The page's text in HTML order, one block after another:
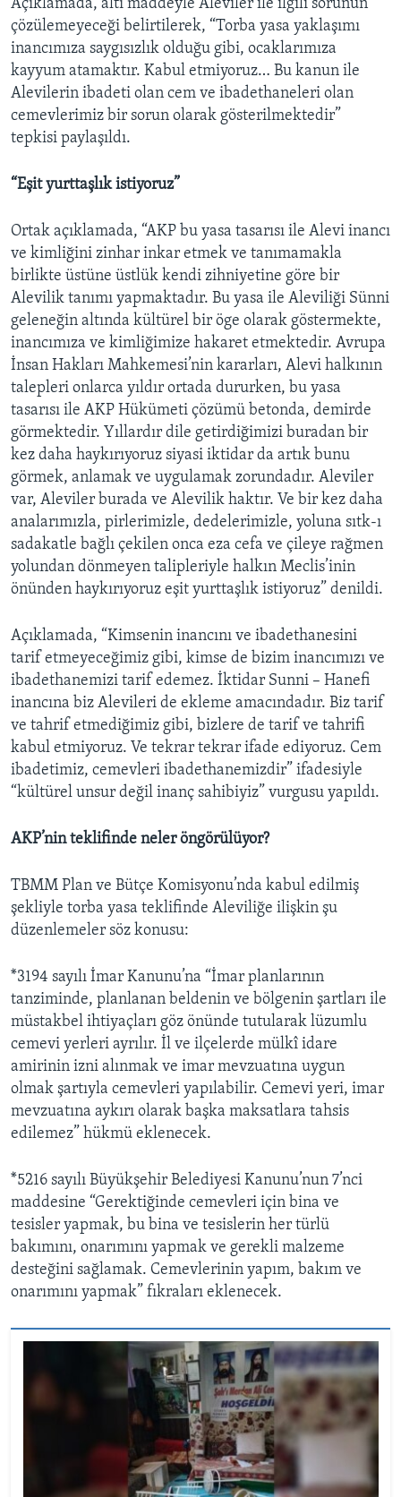
Açıklamada, altı maddeyle Aleviler ile ilgili sorunun
çözülemeyeceği belirtilerek, “Torba yasa yaklaşımı
inancımıza saygısızlık olduğu gibi, ocaklarımıza
kayyum atamaktır. Kabul etmiyoruz… Bu kanun ile
Alevilerin ibadeti olan cem ve ibadethaneleri olan
cemevlerimiz bir sorun olarak gösterilmektedir”
tepkisi paylaşıldı.
“Eşit yurttaşlık istiyoruz”
Ortak açıklamada, “AKP bu yasa tasarısı ile Alevi inancı
ve kimliğini zinhar inkar etmek ve tanımamakla
birlikte üstüne üstlük kendi zihniyetine göre bir
Alevilik tanımı yapmaktadır. Bu yasa ile Aleviliği Sünni
geleneğin altında kültürel bir öge olarak göstermekte,
inancımıza ve kimliğimize hakaret etmektedir. Avrupa
İnsan Hakları Mahkemesi’nin kararları, Alevi halkının
talepleri onlarca yıldır ortada dururken, bu yasa
tasarısı ile AKP Hükümeti çözümü betonda, demirde
görmektedir. Yıllardır dile getirdiğimizi buradan bir
kez daha haykırıyoruz siyasi iktidar da artık bunu
görmek, anlamak ve uygulamak zorundadır. Aleviler
var, Aleviler burada ve Alevilik haktır. Ve bir kez daha
analarımızla, pirlerimizle, dedelerimizle, yoluna sıtk-ı
sadakatle bağlı çekilen onca eza cefa ve çileye rağmen
yolundan dönmeyen talipleriyle halkın Meclis’inin
önünden haykırıyoruz eşit yurttaşlık istiyoruz” denildi.
Açıklamada, “Kimsenin inancını ve ibadethanesini
tarif etmeyeceğimiz gibi, kimse de bizim inancımızı ve
ibadethanemizi tarif edemez. İktidar Sunni – Hanefi
inancına biz Alevileri de ekleme amacındadır. Biz tarif
ve tahrif etmediğimiz gibi, bizlere de tarif ve tahrifi
kabul etmiyoruz. Ve tekrar tekrar ifade ediyoruz. Cem
ibadetimiz, cemevleri ibadethanemizdir” ifadesiyle
“kültürel unsur değil inanç sahibiyiz” vurgusu yapıldı.
AKP’nin teklifinde neler öngörülüyor?
TBMM Plan ve Bütçe Komisyonu’nda kabul edilmiş
şekliyle torba yasa teklifinde Aleviliğe ilişkin şu
düzenlemeler söz konusu:
*3194 sayılı İmar Kanunu’na “İmar planlarının
tanziminde, planlanan beldenin ve bölgenin şartları ile
müstakbel ihtiyaçları göz önünde tutularak lüzumlu
cemevi yerleri ayrılır. İl ve ilçelerde mülkî idare
amirinin izni alınmak ve imar mevzuatına uygun
olmak şartıyla cemevleri yapılabilir. Cemevi yeri, imar
mevzuatına aykırı olarak başka maksatlara tahsis
edilemez” hükmü eklenecek.
*5216 sayılı Büyükşehir Belediyesi Kanunu’nun 7’nci
maddesine “Gerektiğinde cemevleri için bina ve
tesisler yapmak, bu bina ve tesislerin her türlü
bakımını, onarımını yapmak ve gerekli malzeme
desteğini sağlamak. Cemevlerinin yapım, bakım ve
onarımını yapmak” fıkraları eklenecek.